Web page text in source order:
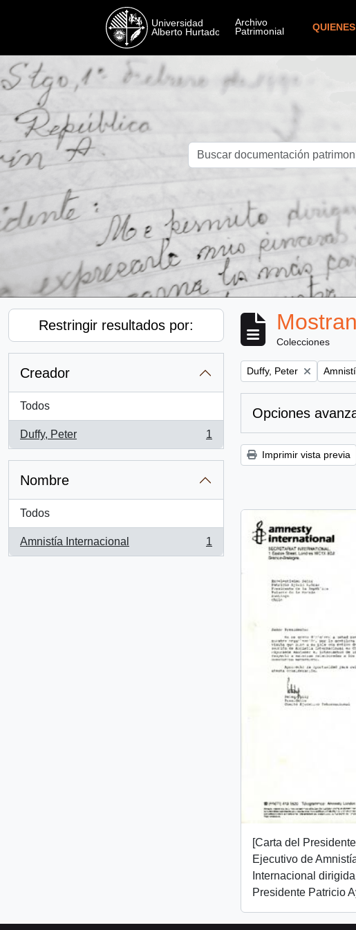
Restringir resultados por:
Creador
Todos
Duffy, Peter
, 1 resultados
1
Nombre
Todos
Amnistía Internacional
, 1 resultados
1
Colecciones
Remove filter:
Duffy, Peter
Opciones
Imprimir vista previa
[Carta del
Ejecutivo de
Internacional dirigida
Presidente Patricio